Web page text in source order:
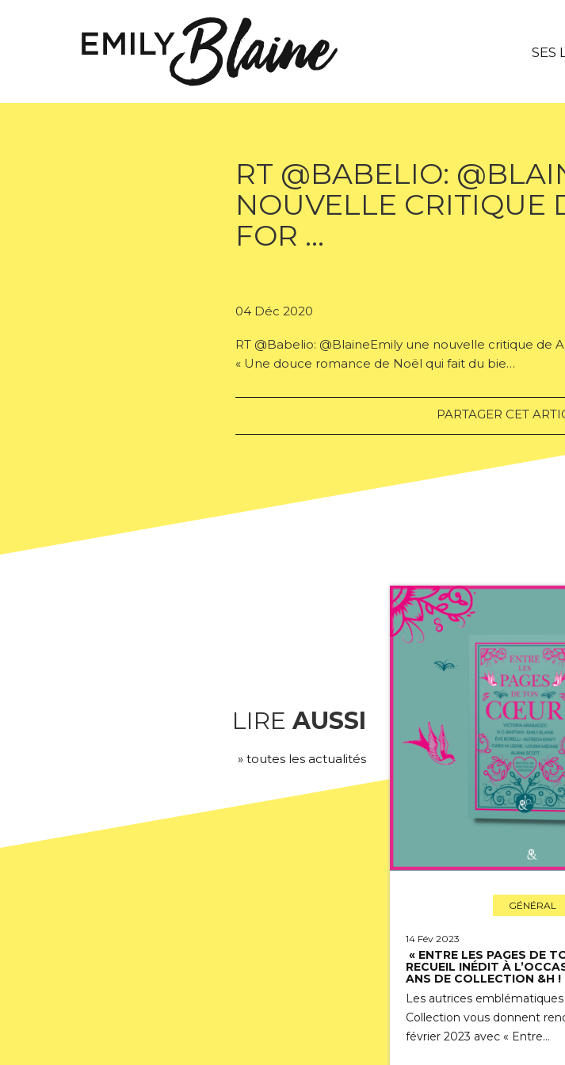
SES
RT @BABELIO:
NOUVELLE CRITIQUE
FOR …
04 Déc 2020
RT @Babelio: @BlaineEmily une nouvelle critique de
« Une douce romance de Noël qui fait du bie…
PARTAGER CET
LIRE AUSSI
» toutes les actualités
GÉNÉRAL
14 Fév 2023
« ENTRE LES PAGES DE
RECUEIL INÉDIT À
ANS DE COLLECTION &H !
Les autrices
Collection vous donnent
février 2023 avec « Entre…